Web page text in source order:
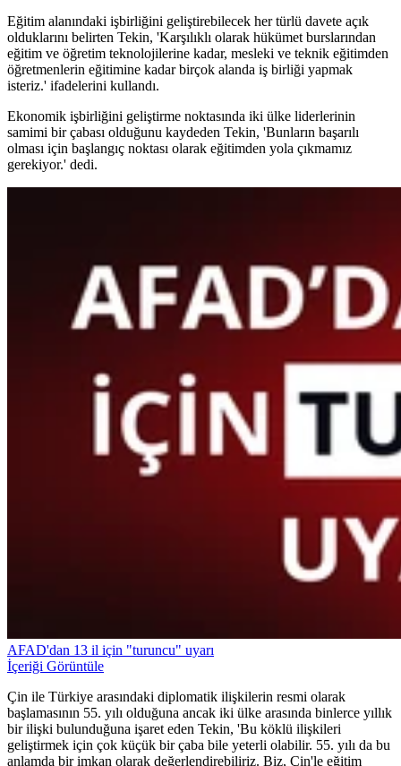
Eğitim alanındaki işbirliğini geliştirebilecek her türlü davete açık
olduklarını belirten Tekin, 'Karşılıklı olarak hükümet burslarından
eğitim ve öğretim teknolojilerine kadar, mesleki ve teknik eğitimden
öğretmenlerin eğitimine kadar birçok alanda iş birliği yapmak
isteriz.' ifadelerini kullandı.
Ekonomik işbirliğini geliştirme noktasında iki ülke liderlerinin
samimi bir çabası olduğunu kaydeden Tekin, 'Bunların başarılı
olması için başlangıç noktası olarak eğitimden yola çıkmamız
gerekiyor.' dedi.
AFAD'dan 13 il için "turuncu" uyarı
İçeriği Görüntüle
Çin ile Türkiye arasındaki diplomatik ilişkilerin resmi olarak
başlamasının 55. yılı olduğuna ancak iki ülke arasında binlerce yıllık
bir ilişki bulunduğuna işaret eden Tekin, 'Bu köklü ilişkileri
geliştirmek için çok küçük bir çaba bile yeterli olabilir. 55. yılı da bu
anlamda bir imkan olarak değerlendirebiliriz. Biz, Çin'le eğitim